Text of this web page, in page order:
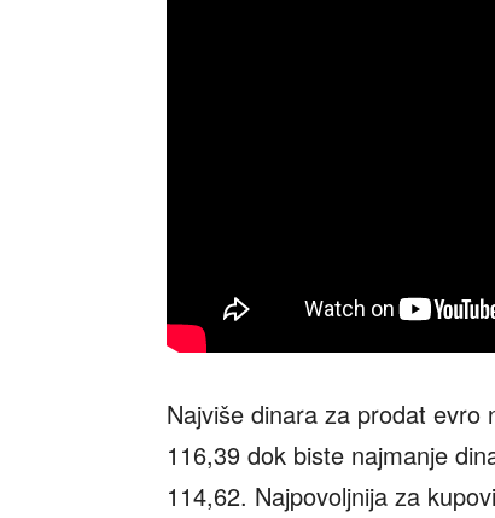
Najviše dinara za prodat evro
116,39 dok biste najmanje
114,62. Najpovoljnija za